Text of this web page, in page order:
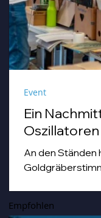
Ein
Oszillatoren
An den Ständen
bei der
Event
Empfohlen